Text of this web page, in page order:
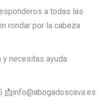
a todas las
rondar por la cabeza
necesitas ayuda.
📩info@abogadoscava.es